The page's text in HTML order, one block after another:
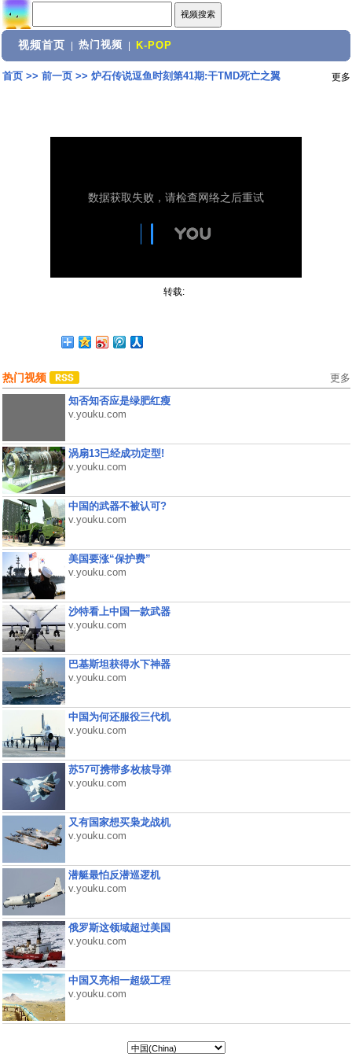
视频首页 热门视频 K-POP
首页>> 前一页>> 炉石传说逗鱼时刻第41期:干TMD死亡之翼 更多
转载:
热门视频 更多
知否知否应是绿肥红瘦
v.youku.com
涡扇13已经成功定型!
v.youku.com
中国的武器不被认可?
v.youku.com
美国要涨“保护费”
v.youku.com
沙特看上中国一款武器
v.youku.com
巴基斯坦获得水下神器
v.youku.com
中国为何还服役三代机
v.youku.com
苏57可携带多枚核导弹
v.youku.com
又有国家想买枭龙战机
v.youku.com
潜艇最怕反潜巡逻机
v.youku.com
俄罗斯这领域超过美国
v.youku.com
中国又亮相一超级工程
v.youku.com